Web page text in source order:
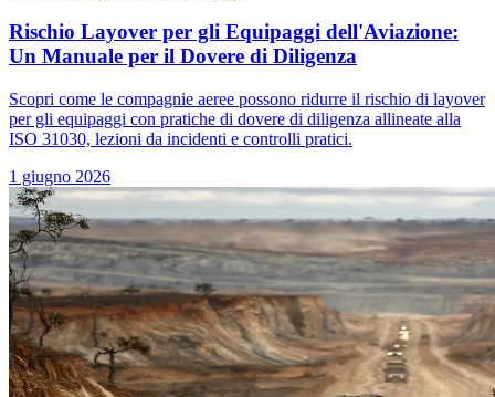
Rischio Layover per gli Equipaggi dell'Aviazione:
Un Manuale per il Dovere di Diligenza
Scopri come le compagnie aeree possono ridurre il rischio di layover
per gli equipaggi con pratiche di dovere di diligenza allineate alla
ISO 31030, lezioni da incidenti e controlli pratici.
1 giugno 2026